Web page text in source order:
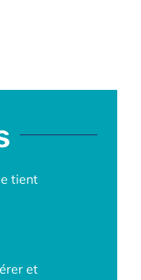
tient
et